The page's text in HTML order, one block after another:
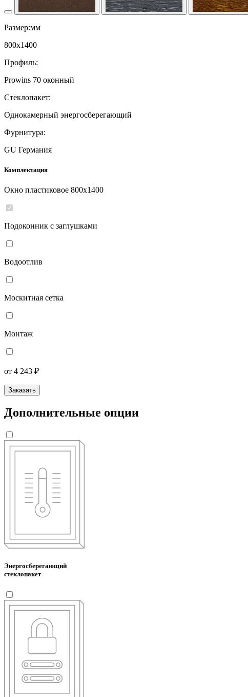
Размер:мм
800x1400
Профиль:
Prowins 70 оконный
Стеклопакет:
Однокамерный энергосберегающий
Фурнитура:
GU Германия
Комплектация
Окно пластиковое 800x1400
Подоконник с заглушками
Водоотлив
Москитная сетка
Монтаж
от 4 243 ₽
Заказать
Дополнительные опции
Энергосберегающий
стеклопакет